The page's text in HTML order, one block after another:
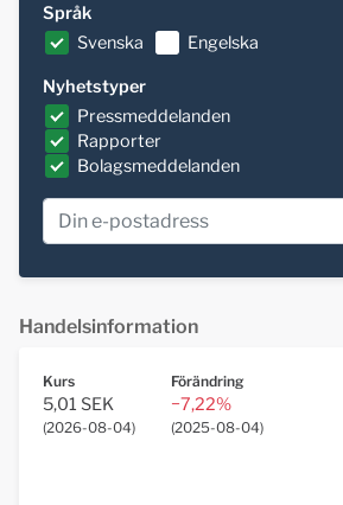
Språk
Svenska
Engelska
Nyhetstyper
Pressmeddelanden
Rapporter
Bolagsmeddelanden
Handelsinformation
Kurs
5,01 SEK
(2026-08-04)
Förändring
−7,22%
(2025-08-04)